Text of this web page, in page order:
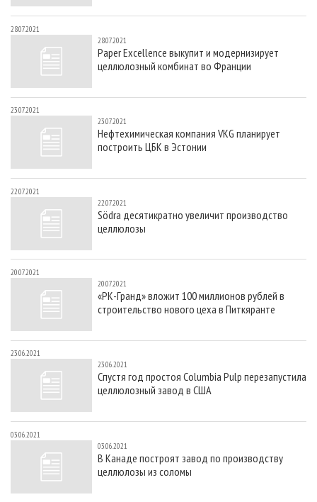
28.07.2021
28.07.2021
Paper Excellence выкупит и модернизирует
целлюлозный комбинат во Франции
23.07.2021
23.07.2021
Нефтехимическая компания VKG планирует
построить ЦБК в Эстонии
22.07.2021
22.07.2021
Södra десятикратно увеличит производство
целлюлозы
20.07.2021
20.07.2021
«РК-Гранд» вложит 100 миллионов рублей в
строительство нового цеха в Питкяранте
23.06.2021
23.06.2021
Спустя год простоя Columbia Pulp перезапустила
целлюлозный завод в США
03.06.2021
03.06.2021
В Канаде построят завод по производству
целлюлозы из соломы